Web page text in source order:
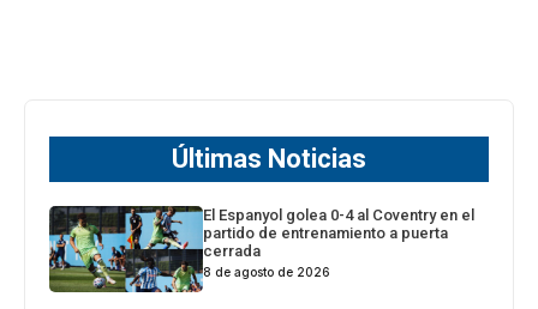
Últimas Noticias
El Espanyol golea 0-4 al Coventry en el
partido de entrenamiento a puerta
cerrada
8 de agosto de 2026